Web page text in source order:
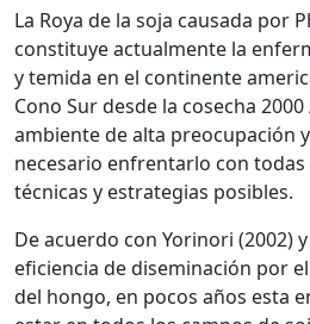
La Roya de la soja causada por
constituye actualmente la
y temida en el continente
Cono Sur desde la cosecha
ambiente de alta preocupación
necesario enfrentarlo con
técnicas y estrategias posibles.
De acuerdo con Yorinori (2002)
eficiencia de diseminación por
del hongo, en pocos años esta